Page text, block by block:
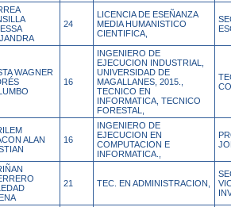
24
LICENCIA DE ESEÑANZA
MEDIA HUMANISTICO
CIENTIFICA,
WAGNER
16
INGENIERO DE
EJECUCION INDUSTRIAL,
UNIVERSIDAD DE
MAGALLANES, 2015.,
TECNICO EN
INFORMATICA, TECNICO
FORESTAL,
ALAN
16
INGENIERO DE
EJECUCION EN
COMPUTACION E
INFORMATICA.,
21 TEC. EN ADMINISTRACION,